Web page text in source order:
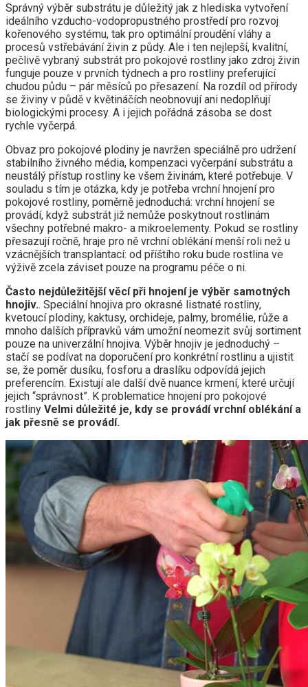
Správný výběr substrátu je důležitý jak z hlediska vytvoření
ideálního vzducho-vodopropustného prostředí pro rozvoj
kořenového systému, tak pro optimální proudění vláhy a
procesů vstřebávání živin z půdy. Ale i ten nejlepší, kvalitní,
pečlivě vybraný substrát pro pokojové rostliny jako zdroj živin
funguje pouze v prvních týdnech a pro rostliny preferující
chudou půdu – pár měsíců po přesazení. Na rozdíl od přírody
se živiny v půdě v květináčích neobnovují ani nedoplňují
biologickými procesy. A i jejich pořádná zásoba se dost
rychle vyčerpá.
Obvaz pro pokojové plodiny je navržen speciálně pro udržení
stabilního živného média, kompenzaci vyčerpání substrátu a
neustálý přístup rostliny ke všem živinám, které potřebuje. V
souladu s tím je otázka, kdy je potřeba vrchní hnojení pro
pokojové rostliny, poměrně jednoduchá: vrchní hnojení se
provádí, když substrát již nemůže poskytnout rostlinám
všechny potřebné makro- a mikroelementy. Pokud se rostliny
přesazují ročně, hraje pro ně vrchní oblékání menší roli než u
vzácnějších transplantací: od příštího roku bude rostlina ve
výživě zcela záviset pouze na programu péče o ni.
Často nejdůležitější věcí při hnojení je výběr samotných
hnojiv.. Speciální hnojiva pro okrasné listnaté rostliny,
kvetoucí plodiny, kaktusy, orchideje, palmy, bromélie, růže a
mnoho dalších přípravků vám umožní neomezit svůj sortiment
pouze na univerzální hnojiva. Výběr hnojiv je jednoduchý –
stačí se podívat na doporučení pro konkrétní rostlinu a ujistit
se, že poměr dusíku, fosforu a draslíku odpovídá jejich
preferencím. Existují ale další dvě nuance krmení, které určují
jejich “správnost”. K problematice hnojení pro pokojové
rostliny Velmi důležité je, kdy se provádí vrchní oblékání a
jak přesně se provádí.